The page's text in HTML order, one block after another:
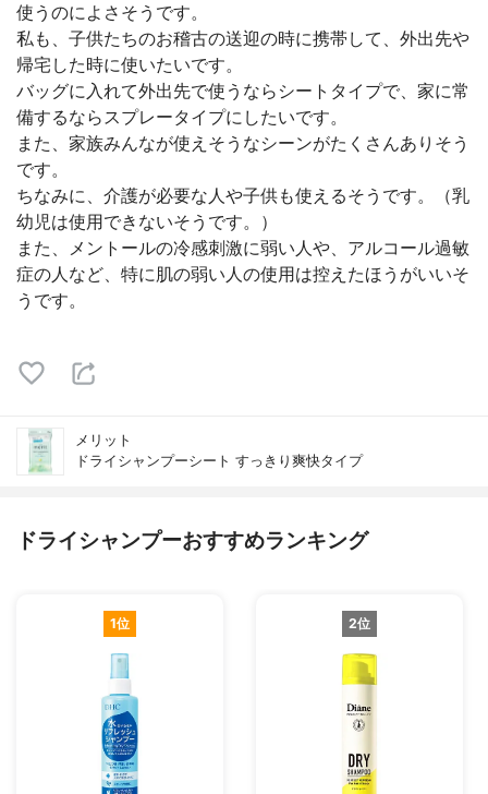
使うのによさそうです。
私も、子供たちのお稽古の送迎の時に携帯して、外出先や
帰宅した時に使いたいです。
バッグに入れて外出先で使うならシートタイプで、家に常
備するならスプレータイプにしたいです。
また、家族みんなが使えそうなシーンがたくさんありそう
です。
ちなみに、介護が必要な人や子供も使えるそうです。（乳
幼児は使用できないそうです。）
また、メントールの冷感刺激に弱い人や、アルコール過敏
症の人など、特に肌の弱い人の使用は控えたほうがいいそ
うです。
メリット
ドライシャンプーシート すっきり爽快タイプ
ドライシャンプーおすすめランキング
1位 2位